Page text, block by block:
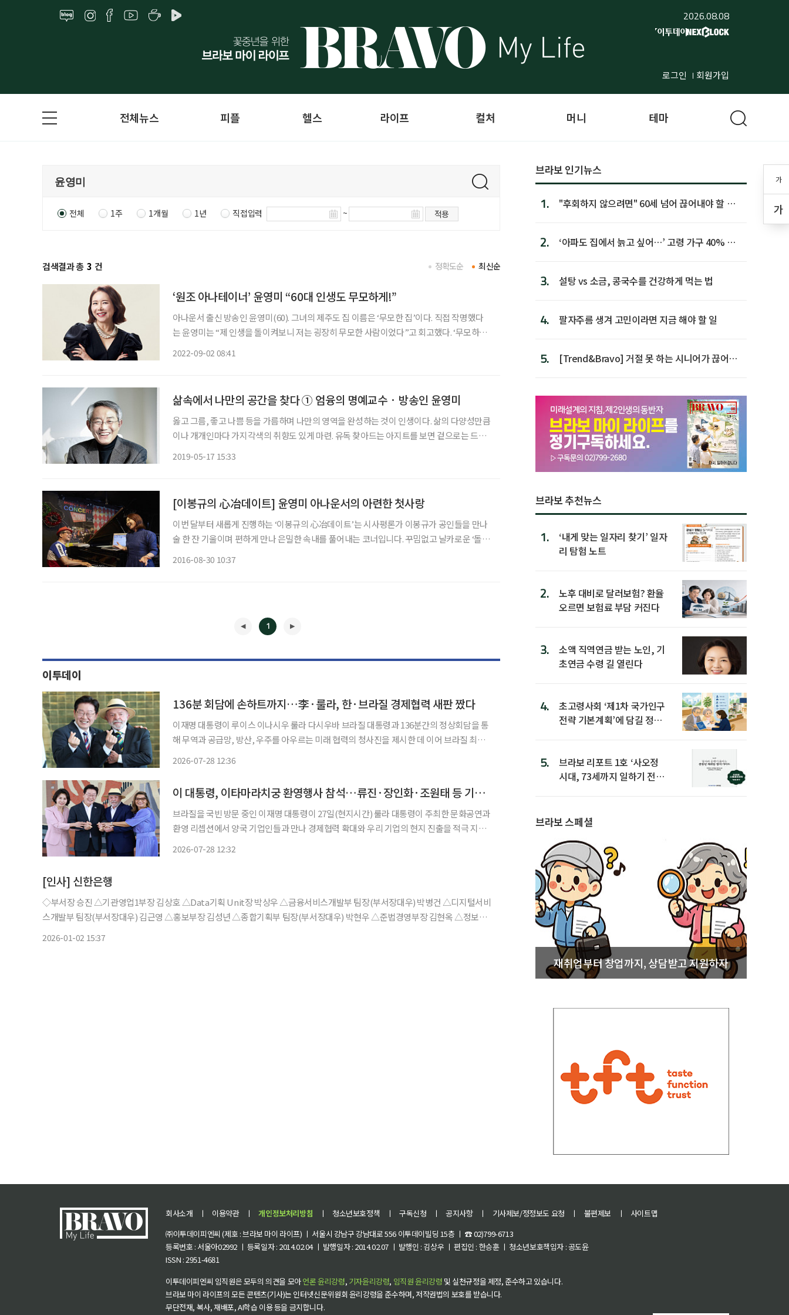
2026.08.08
로그인 회원가입
가
가
전체뉴스 피플 헬스 라이프 컬처 머니 테마
전체 1주 1개월 1년 직접입력 ~ 적용
검색결과 총 3 건 최신순
정확도순
‘원조 아나테이너’ 윤영미 “60대 인생도 무모하게!”
아나운서 출신 방송인 윤영미(60). 그녀의 제주도 집 이름은 ‘무모한 집’이다. 직접 작명했다
는 윤영미는 “제 인생을 돌이켜보니 저는 굉장히 무모한 사람이었다”고 회고했다. ‘무모하
2022-09-02 08:41
삶속에서 나만의 공간을 찾다 ① 엄융의 명예교수 · 방송인 윤영미
옳고 그름, 좋고 나쁨 등을 가름하며 나만의 영역을 완성하는 것이 인생이다. 삶의 다양성만큼
이나 개개인마다 가지각색의 취향도 있게 마련. 유독 찾아드는 아지트를 보면 겉으로는 드러
2019-05-17 15:33
[이봉규의 心冶데이트] 윤영미 아나운서의 아련한 첫사랑
이번 달부터 새롭게 진행하는 ‘이봉규의 心冶데이트’는 시사평론가 이봉규가 공인들을 만나
술 한 잔 기울이며 편하게 만나 은밀한 속내를 풀어내는 코너입니다. 꾸밈없고 날카로운 ‘돌직
2016-08-30 10:37
1
이투데이
136분 회담에 손하트까지…李·룰라, 한·브라질 경제협력 새판 짰다
이재명 대통령이 루이스 이나시우 룰라 다시우바 브라질 대통령과 136분간의 정상회담을 통
해 무역과 공급망, 방산, 우주를 아우르는 미래 협력의 청사진을 제시한 데 이어 브라질 최대
2026-07-28 12:36
이 대통령, 이타마라치궁 환영행사 참석…류진·장인화·조원태 등 기업인도 함께
브라질을 국빈 방문 중인 이재명 대통령이 27일(현지시간) 룰라 대통령이 주최한 문화공연과
환영 리셉션에서 양국 기업인들과 만나 경제협력 확대와 우리 기업의 현지 진출을 적극 지원
2026-07-28 12:32
[인사] 신한은행
◇부서장 승진 △기관영업1부장 김상호 △Data기획 Unit장 박상우 △금융서비스개발부 팀장(부서장대우) 박병건 △디지털서비
스개발부 팀장(부서장대우) 김근영 △홍보부장 김성년 △종합기획부 팀장(부서장대우) 박현우 △준법경영부장 김현옥 △정보보
2026-01-02 15:37
브라보 인기뉴스
1.
"후회하지 않으려면" 60세 넘어 끊어내야 할 사
2.
‘아파도 집에서 늙고 싶어…’ 고령 가구 40% 노
3. 설탕 vs 소금, 콩국수를 건강하게 먹는 법
4. 팔자주름 생겨 고민이라면 지금 해야 할 일
5.
[Trend&Bravo] 거절 못 하는 시니어가 끊어야
브라보 추천뉴스
1.
‘내게 맞는 일자리 찾기’ 일자
리 탐험 노트
2.
노후 대비로 달러보험? 환율
오르면 보험료 부담 커진다
3.
소액 직역연금 받는 노인, 기
초연금 수령 길 열린다
4.
초고령사회 ‘제1차 국가인구
전략 기본계획’에 담길 정책
5.
브라보 리포트 1호 ‘사오정
시대, 73세까지 일하기 전략’
브라보 스페셜
재취업부터 창업까지, 상담받고 지원하자
회사소개 ㅣ 이용약관 ㅣ 개인정보처리방침 ㅣ 청소년보호정책 ㅣ 구독신청 ㅣ 공지사항 ㅣ 기사제보/정정보도 요청 ㅣ 불편제보 ㅣ
사이트맵
㈜이투데이피엔씨 (제호 : 브라보 마이 라이프) ㅣ 서울시 강남구 강남대로 556 이투데이빌딩 15층 ㅣ ☎ 02)799-6713
등록번호 : 서울아02992 ㅣ 등록일자 : 2014.02.04 ㅣ 발행일자 : 2014.02.07 ㅣ 발행인 : 김상우 ㅣ 편집인 : 한승훈 ㅣ 청소년보호책임자 : 공도윤
ISSN : 2951-4681
이투데이피엔씨 임직원은 모두의 의견을 모아언론 윤리강령, 기자윤리강령, 임직원 윤리강령 및 실천규정을 제정, 준수하고 있습니다.
브라보 마이 라이프의 모든 콘텐츠(기사)는 인터넷신문위원회 윤리강령을 준수하며, 저작권법의 보호를 받습니다.
무단전재, 복사, 재배포, AI학습 이용 등을 금지합니다.